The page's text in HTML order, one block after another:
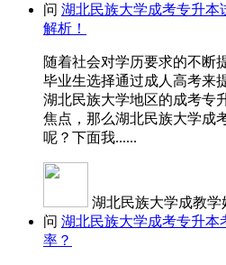
问 湖北民族大学成考专升本
解析！
随着社会对学历要求的不断
毕业生选择通过成人高考来
湖北民族大学地区的成考专
焦点，那么湖北民族大学成
呢？下面我......
湖北民族大学成教学
问 湖北民族大学成考专升本
率？